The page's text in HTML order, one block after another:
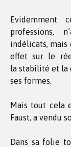
Evidemment
professions,
indélicats, mais
effet sur le
la stabilité et la
ses formes.
Mais tout cela
Faust, a vendu
Dans sa folie